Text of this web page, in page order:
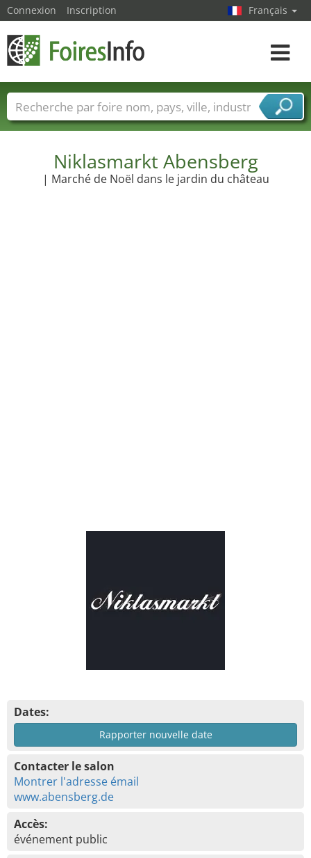
Niklasmarkt Abensberg
| Marché de Noël dans le jardin du château
Dates:
Rapporter nouvelle date
Contacter le salon
Montrer l'adresse émail
www.abensberg.de
Accès:
événement public
Connexion Inscription Français
Toggle
Foire noms Pays Villes
Secteurs de foire